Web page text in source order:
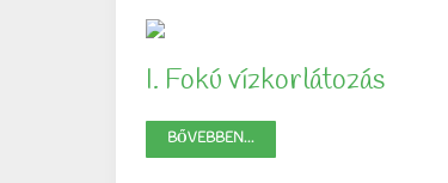
I. Fokú vízkorlátozás
BŐVEBBEN...